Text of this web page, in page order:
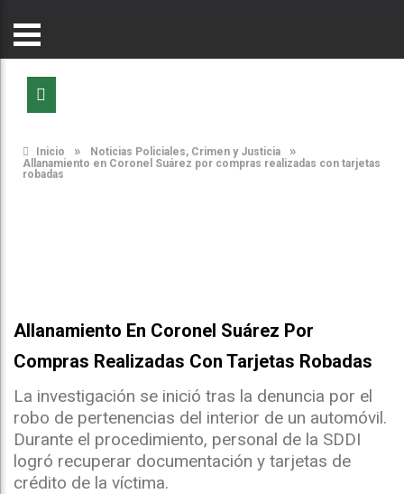
Inicio » Noticias Policiales, Crimen y Justicia »
Allanamiento en Coronel Suárez por compras realizadas con tarjetas
robadas
Allanamiento En Coronel Suárez Por
Compras Realizadas Con Tarjetas Robadas
La investigación se inició tras la denuncia por el
robo de pertenencias del interior de un automóvil.
Durante el procedimiento, personal de la SDDI
logró recuperar documentación y tarjetas de
crédito de la víctima.